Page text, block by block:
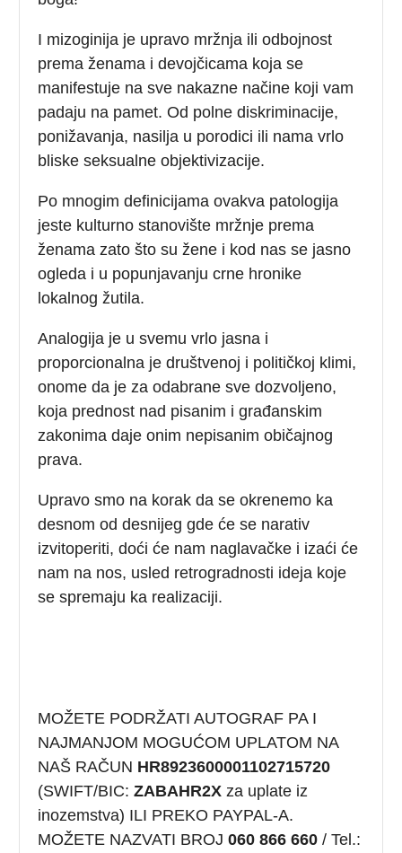
I mizoginija je upravo mržnja ili odbojnost
prema ženama i devojčicama koja se
manifestuje na sve nakazne načine koji vam
padaju na pamet. Od polne diskriminacije,
ponižavanja, nasilja u porodici ili nama vrlo
bliske seksualne objektivizacije.
Po mnogim definicijama ovakva patologija
jeste kulturno stanovište mržnje prema
ženama zato što su žene i kod nas se jasno
ogleda i u popunjavanju crne hronike
lokalnog žutila.
Analogija je u svemu vrlo jasna i
proporcionalna je društvenoj i političkoj klimi,
onome da je za odabrane sve dozvoljeno,
koja prednost nad pisanim i građanskim
zakonima daje onim nepisanim običajnog
prava.
Upravo smo na korak da se okrenemo ka
desnom od desnijeg gde će se narativ
izvitoperiti, doći će nam naglavačke i izaći će
nam na nos, usled retrogradnosti ideja koje
se spremaju ka realizaciji.
MOŽETE PODRŽATI AUTOGRAF PA I
NAJMANJOM MOGUĆOM UPLATOM NA
NAŠ RAČUN HR8923600001102715720
(SWIFT/BIC: ZABAHR2X za uplate iz
inozemstva) ILI PREKO PAYPAL-A.
MOŽETE NAZVATI BROJ060 866 660 / Tel.: